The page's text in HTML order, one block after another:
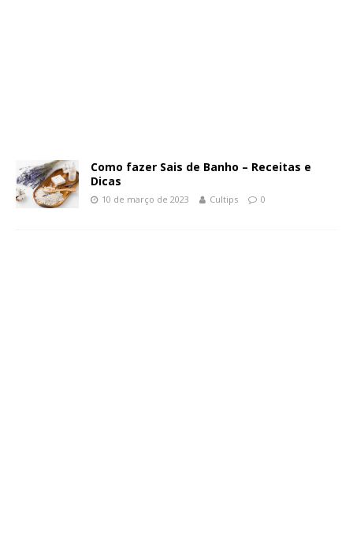
Como fazer Sais de Banho – Receitas e
Dicas
10 de março de 2023 Cultips 0